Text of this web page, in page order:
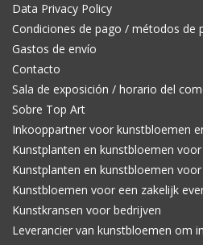
Data Privacy Policy
Condiciones de pago / métodos de
Gastos de envío
Contacto
Sala de exposición / horario del
Sobre Top Art
Inkooppartner voor kunstbloemen
Kunstplanten en kunstbloemen
Kunstplanten en kunstbloemen
Kunstbloemen voor een zakelijk
Kunstkransen voor bedrijven
Leverancier van kunstbloemen om